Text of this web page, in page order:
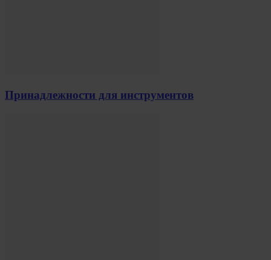
Принадлежности для инструментов